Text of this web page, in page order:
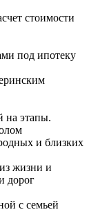
стоимости
под ипотеку
на этапы.
и близких
жизни и
дорог
с семьей